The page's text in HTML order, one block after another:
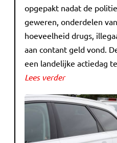
opgepakt nadat de
geweren, onderdelen
hoeveelheid drugs,
aan contant geld vond.
een landelijke actiedag
Lees verder